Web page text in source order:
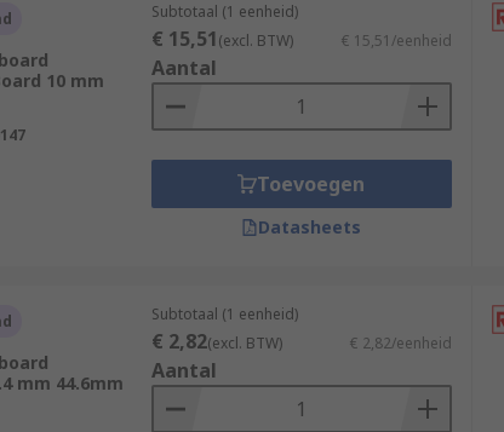
10 mm
Subtotaal (1 eenheid)
€ 15,51(excl. BTW) € 15,51/eenheid
Aantal
Toevoegen
Datasheets
mm 44.6mm
Subtotaal (1 eenheid)
€ 2,82(excl. BTW) € 2,82/eenheid
Aantal